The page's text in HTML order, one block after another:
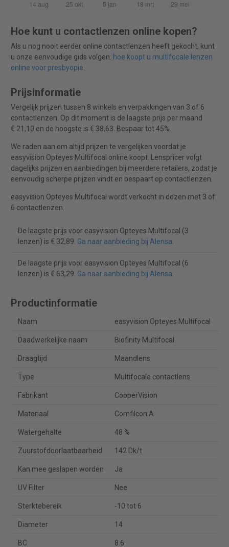
Hoe kunt u contactlenzen online kopen?
Als u nog nooit eerder online contactlenzen heeft gekocht, kunt
u onze eenvoudige gids volgen: hoe koopt u multifocale lenzen
online voor presbyopie.
Prijsinformatie
Vergelijk prijzen tussen 8 winkels en verpakkingen van 3 of 6
contactlenzen. Op dit moment is de laagste prijs per maand
€ 21,10 en de hoogste is € 38,63. Bespaar tot 45%.
We raden aan om altijd prijzen te vergelijken voordat je
easyvision Opteyes Multifocal online koopt. Lenspricer volgt
dagelijks prijzen en aanbiedingen bij meerdere retailers, zodat je
eenvoudig scherpe prijzen vindt en bespaart op contactlenzen.
easyvision Opteyes Multifocal wordt verkocht in dozen met 3 of
6 contactlenzen.
De laagste prijs voor easyvision Opteyes Multifocal (3
lenzen) is € 32,89. Ga naar aanbieding bij Alensa.
De laagste prijs voor easyvision Opteyes Multifocal (6
lenzen) is € 63,29. Ga naar aanbieding bij Alensa.
Productinformatie
Naam easyvision Opteyes Multifocal
Daadwerkelijke naam Biofinity Multifocal
Draagtijd Maandlens
Type Multifocale contactlens
Fabrikant CooperVision
Materiaal Comfilcon A
Watergehalte 48 %
Zuurstofdoorlaatbaarheid 142 Dk/t
Kan mee geslapen worden Ja
UV Filter Nee
Sterktebereik -10 tot 6
Diameter 14
BC 8.6